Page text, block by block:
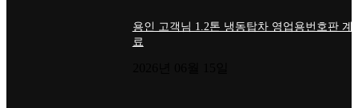
용인 고객님 1.2톤 냉동탑차 영업용번호판 계
료